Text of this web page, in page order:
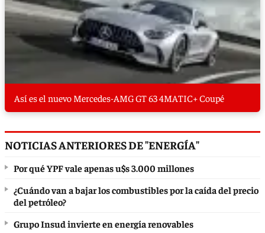
Así es el nuevo Mercedes-AMG GT 63 4MATIC+ Coupé
NOTICIAS ANTERIORES DE "ENERGÍA"
Por qué YPF vale apenas u$s 3.000 millones
¿Cuándo van a bajar los combustibles por la caída del precio
del petróleo?
Grupo Insud invierte en energía renovables